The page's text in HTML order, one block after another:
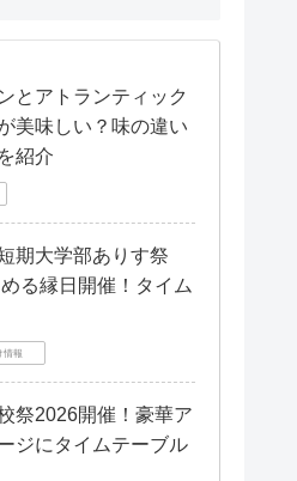
とアトランティック
美味しい？味の違い
紹介
期大学部ありす祭
る縁日開催！タイム
情報
祭2026開催！豪華ア
ジにタイムテーブル